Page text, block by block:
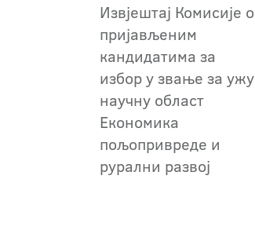
Извјештај Комисије о
пријављеним
кандидатима за
избор у звање за ужу
научну област
Економика
пољопривреде и
рурални развој